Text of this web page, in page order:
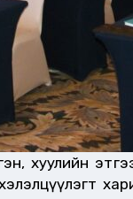
хуулийн